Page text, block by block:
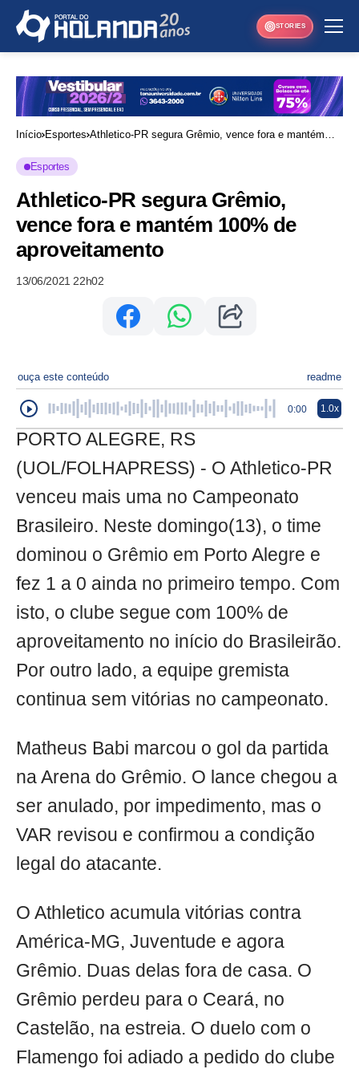
STORIES
Início Esportes Athletico-PR segura Grêmio, vence fora e mantém
Esportes
Athletico-PR segura Grêmio,
vence fora e mantém 100% de
aproveitamento
13/06/2021 22h02
ouça este conteúdo readme
0:00 1.0x
PORTO ALEGRE, RS
(UOL/FOLHAPRESS) - O Athletico-PR
venceu mais uma no Campeonato
Brasileiro. Neste domingo(13), o time
dominou o Grêmio em Porto Alegre e
fez 1 a 0 ainda no primeiro tempo. Com
isto, o clube segue com 100% de
aproveitamento no início do Brasileirão.
Por outro lado, a equipe gremista
continua sem vitórias no campeonato.
Matheus Babi marcou o gol da partida
na Arena do Grêmio. O lance chegou a
ser anulado, por impedimento, mas o
VAR revisou e confirmou a condição
legal do atacante.
O Athletico acumula vitórias contra
América-MG, Juventude e agora
Grêmio. Duas delas fora de casa. O
Grêmio perdeu para o Ceará, no
Castelão, na estreia. O duelo com o
Flamengo foi adiado a pedido do clube